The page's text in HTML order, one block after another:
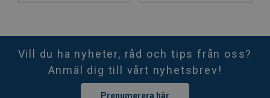
Vill du ha nyheter, råd och tips från oss?
Anmäl dig till vårt nyhetsbrev!
Prenumerera här